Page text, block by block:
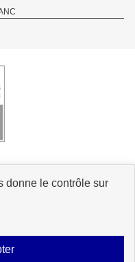
donne le contrôle sur